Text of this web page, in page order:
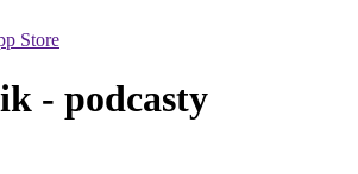
Store
- podcasty